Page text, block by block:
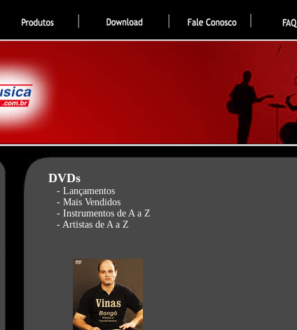
DVDs
- Lançamentos
- Mais Vendidos
- Instrumentos de A a Z
- Artistas de A a Z